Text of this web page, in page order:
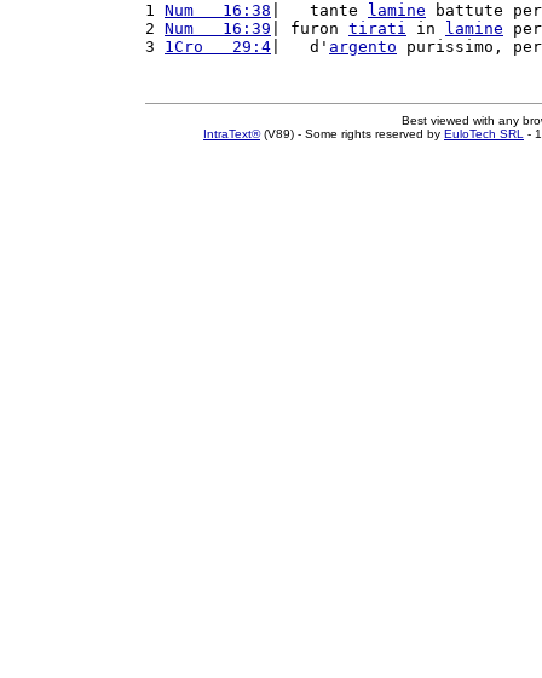
1 Num   16:38 |   tante lamine battute
2 Num   16:39 | furon tirati in lamine
3 1Cro   29:4 |   d' argento purissimo,
Best viewed with any
IntraText®(V89) - Some rights reserved by EuloTech SRL -